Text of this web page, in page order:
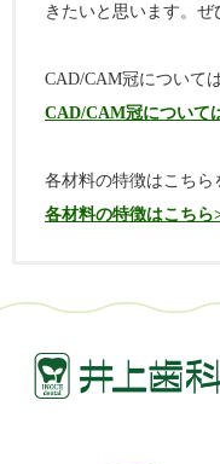
きたいと思います。ぜ
CAD/CAM冠について
CAD/CAM冠について
各材料の特徴はこちら
各材料の特徴はこちら